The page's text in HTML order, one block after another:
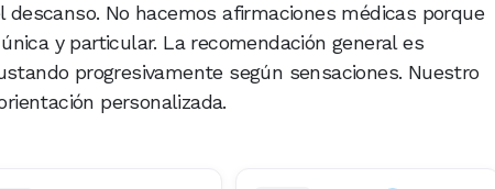
No hacemos afirmaciones médicas porque
y particular. La recomendación general es
progresivamente según sensaciones. Nuestro
personalizada.